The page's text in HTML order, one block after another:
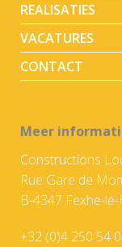
REALISATIES
VACATURES
CONTACT
Meer
Constructions
Rue Gare de
B-4347 Fexhe-
+32 (0)4 250 54